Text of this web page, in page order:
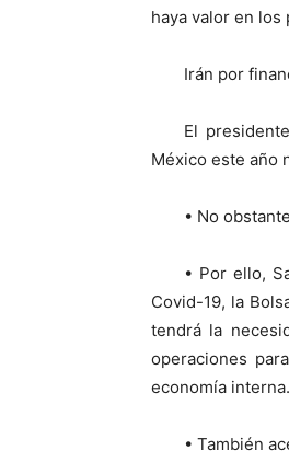
haya valor en los
Irán por
El
México este año
• No
• Por ello,
Covid-19, la
tendrá la
operaciones
economía interna.
• También